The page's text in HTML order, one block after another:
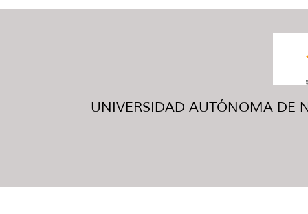
UNIVERSIDAD AUTÓNOMA DE